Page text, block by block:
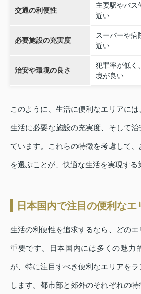
交通の利便性
主要駅やバス
近い
必要施設の充実度
スーパーや病
近い
治安や環境の良さ
犯罪率が低く
境が良い
このように、生活に便利なエリアに
生活に必要な施設の充実度、そして
ています。これらの特徴を考慮して
を選ぶことが、快適な生活を実現する
日本国内で注目の便利な
生活の利便性を追求するなら、どの
重要です。日本国内には多くの魅力
が、特に注目すべき便利なエリアを
します。都市部と郊外のそれぞれの